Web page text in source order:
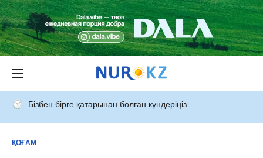
Бізбен бірге қатарынан болған күндеріңіз
ҚОҒАМ